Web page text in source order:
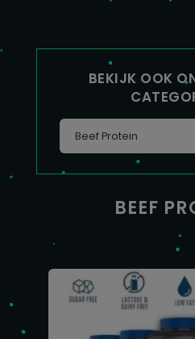
BEKIJK OOK
BEEF